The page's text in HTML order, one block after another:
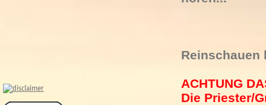
Reinschauen
ACHTUNG
Die Priester/